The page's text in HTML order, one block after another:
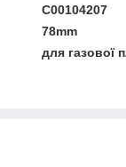
C00104207
78mm
для газової